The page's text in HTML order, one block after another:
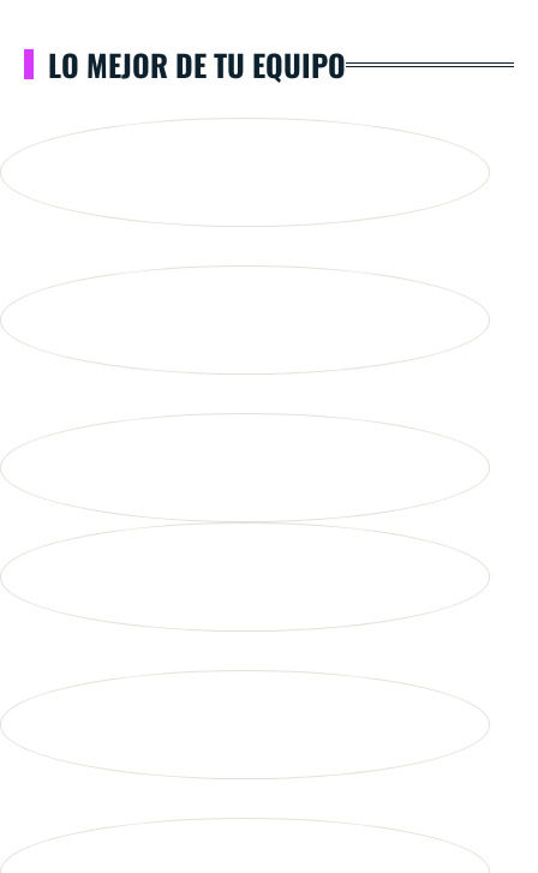
LO MEJOR DE TU EQUIPO